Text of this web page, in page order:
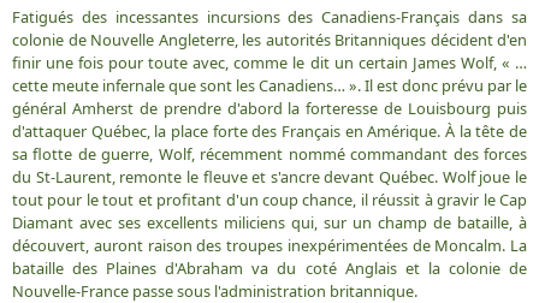
Fatigués des incessantes incursions des Canadiens-Français dans sa
colonie de Nouvelle Angleterre, les autorités Britanniques décident d'en
finir une fois pour toute avec, comme le dit un certain James Wolf, « …
cette meute infernale que sont les Canadiens… ». Il est donc prévu par le
général Amherst de prendre d'abord la forteresse de Louisbourg puis
d'attaquer Québec, la place forte des Français en Amérique. À la tête de
sa flotte de guerre, Wolf, récemment nommé commandant des forces
du St-Laurent, remonte le fleuve et s'ancre devant Québec. Wolf joue le
tout pour le tout et profitant d'un coup chance, il réussit à gravir le Cap
Diamant avec ses excellents miliciens qui, sur un champ de bataille, à
découvert, auront raison des troupes inexpérimentées de Moncalm. La
bataille des Plaines d'Abraham va du coté Anglais et la colonie de
Nouvelle-France passe sous l'administration britannique.